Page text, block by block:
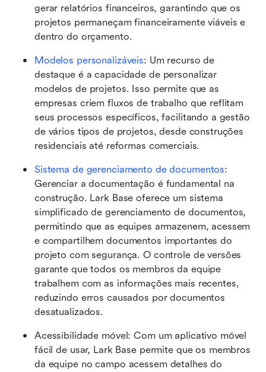
gerar relatórios financeiros, garantindo que os
projetos permaneçam financeiramente viáveis e
dentro do orçamento.
Modelos personalizáveis: Um recurso de
destaque é a capacidade de personalizar
modelos de projetos. Isso permite que as
empresas criem fluxos de trabalho que reflitam
seus processos específicos, facilitando a gestão
de vários tipos de projetos, desde construções
residenciais até reformas comerciais.
Sistema de gerenciamento de documentos:
Gerenciar a documentação é fundamental na
construção. Lark Base oferece um sistema
simplificado de gerenciamento de documentos,
permitindo que as equipes armazenem, acessem
e compartilhem documentos importantes do
projeto com segurança. O controle de versões
garante que todos os membros da equipe
trabalhem com as informações mais recentes,
reduzindo erros causados por documentos
desatualizados.
Acessibilidade móvel: Com um aplicativo móvel
fácil de usar, Lark Base permite que os membros
da equipe no campo acessem detalhes do